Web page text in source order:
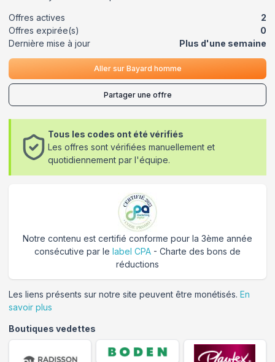
Offres actives
2
Offres expirée(s)
0
Dernière mise à jour
Plus d'une semaine
Aller sur Bayard homme
Partager une offre
Tous les codes ont été vérifiés
Les offres sont vérifiées manuellement et
quotidiennement par l'équipe.
Notre contenu est certifié conforme pour la 3ème année
consécutive par le label CPA - Charte des bons de
réductions
Les liens présents sur notre site peuvent être monétisés. En
savoir plus
Boutiques vedettes